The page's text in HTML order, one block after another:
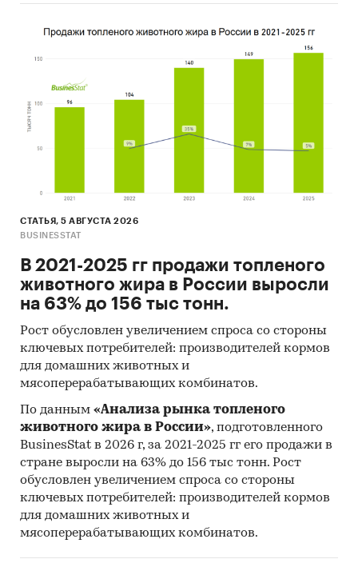
Обзор» на основе:
данных официальной статистики,
электронных и печатных СМИ
О компании:
Экспресс-Обзор - первая компания,
исследований.
Исследования серии Слайд-Статистика
выполнены в формате Power Point и
предназначены для оперативного получения
Клиентами максимально подробной
информации по рынкам в сжатом виде.
Каждая страница исследования является
полноценным, законченным разделом
исследования, содержит таблицы и/или
диаграммы и комментарии к ним. Данные по
производству сегментированы не только по
видам продукции и федеральным округам, но
и по областям.
Категории: Потребительские товары / ... /
Столярные изделия / Листовые материалы
Строительство и недвижимость / ... /
Столярные изделия / Листовые материалы
Россия
СТАТЬЯ, 5 АВГУСТА 2026
BUSINESSTAT
В 2021-2025 гг продажи топленого
животного жира в России выросли
на 63% до 156 тыс тонн.
Рост обусловлен увеличением спроса со стороны
ключевых потребителей: производителей кормов
для домашних животных и
мясоперерабатывающих комбинатов.
По данным «Анализа рынка топленого
животного жира в России», подготовленного
BusinesStat в 2026 г, за 2021-2025 гг его продажи в
стране выросли на 63% до 156 тыс тонн. Рост
обусловлен увеличением спроса со стороны
ключевых потребителей: производителей кормов
для домашних животных и
мясоперерабатывающих комбинатов.